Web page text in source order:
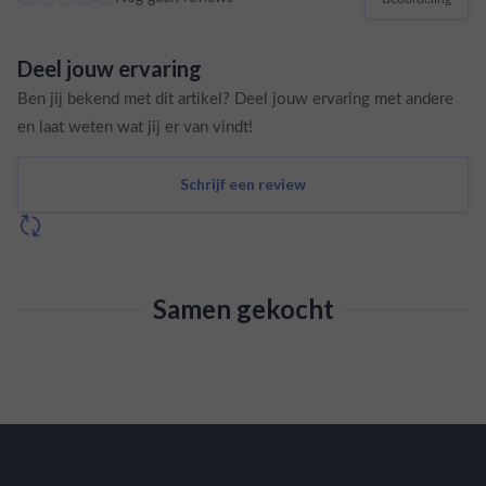
Deel jouw ervaring
Ben jij bekend met dit artikel? Deel jouw ervaring met andere
en laat weten wat jij er van vindt!
Schrijf een review
Samen gekocht